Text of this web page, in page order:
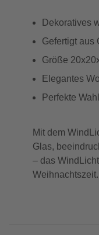
Dekoratives
Gefertigt aus
Größe
Elegantes
Perfekte
Mit dem
Glas,
– das